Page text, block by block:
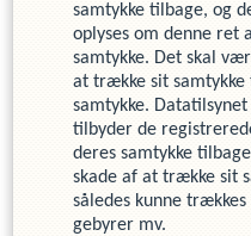
samtykke tilbage, og
oplyses om denne ret
samtykke. Det skal
at trække sit
samtykke.
tilbyder de
deres samtykke
skade af at trække sit
således kunne
gebyrer mv.